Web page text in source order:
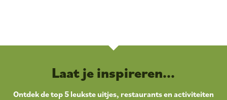
Laat je inspireren...
Ontdek de top 5 leukste uitjes, restaurants en activiteiten